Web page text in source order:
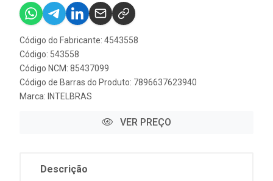
Código do Fabricante: 4543558
Código: 543558
Código NCM: 85437099
Código de Barras do Produto: 7896637623940
Marca: INTELBRAS
VER PREÇO
Descrição